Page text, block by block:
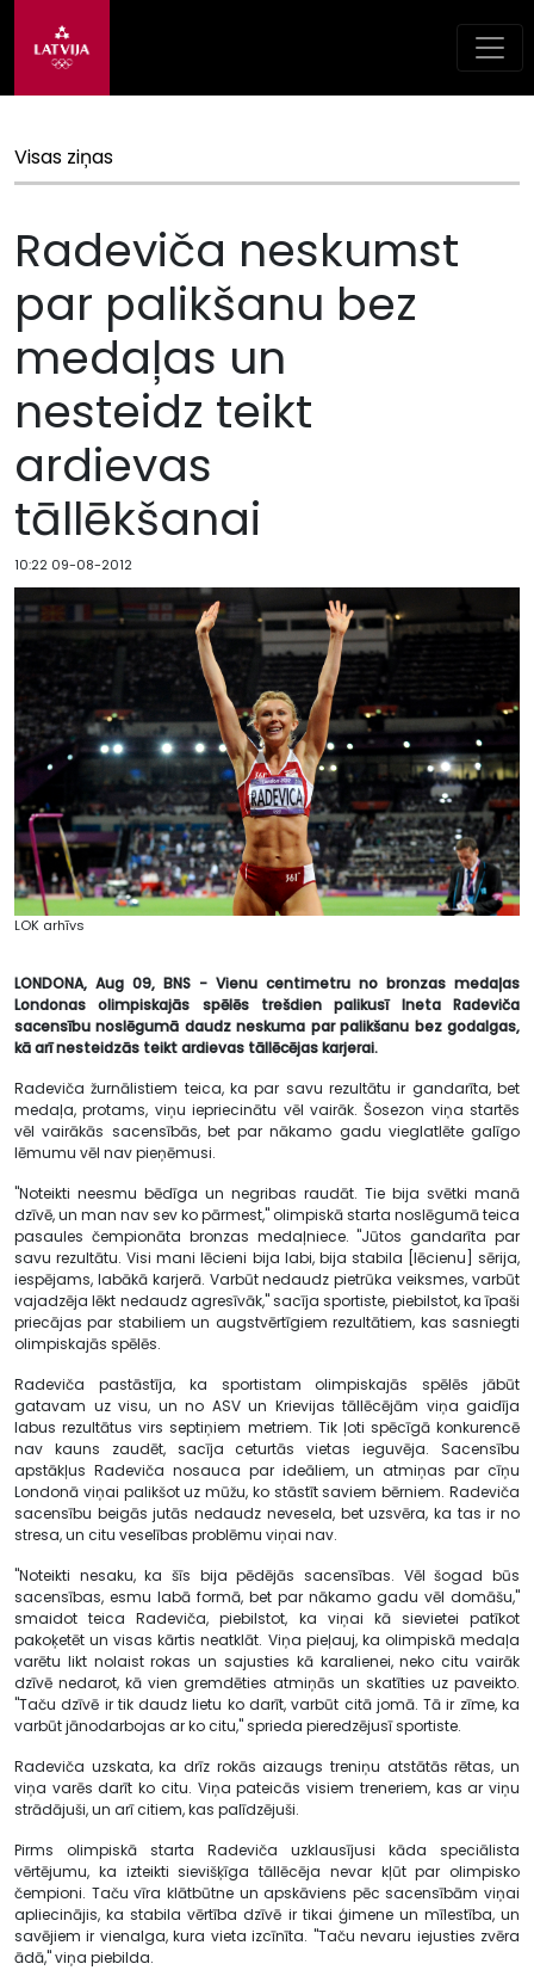
Visas ziņas
Radeviča neskumst
par palikšanu bez
medaļas un
nesteidz teikt
ardievas
tāllēkšanai
10:22 09-08-2012
LOK arhīvs
LONDONA, Aug 09, BNS - Vienu centimetru no bronzas medaļas
Londonas olimpiskajās spēlēs trešdien palikusī Ineta Radeviča
sacensību noslēgumā daudz neskuma par palikšanu bez godalgas,
kā arī nesteidzās teikt ardievas tāllēcējas karjerai.
Radeviča žurnālistiem teica, ka par savu rezultātu ir gandarīta, bet
medaļa, protams, viņu iepriecinātu vēl vairāk. Šosezon viņa startēs
vēl vairākās sacensībās, bet par nākamo gadu vieglatlēte galīgo
lēmumu vēl nav pieņēmusi.
"Noteikti neesmu bēdīga un negribas raudāt. Tie bija svētki manā
dzīvē, un man nav sev ko pārmest," olimpiskā starta noslēgumā teica
pasaules čempionāta bronzas medaļniece. "Jūtos gandarīta par
savu rezultātu. Visi mani lēcieni bija labi, bija stabila [lēcienu] sērija,
iespējams, labākā karjerā. Varbūt nedaudz pietrūka veiksmes, varbūt
vajadzēja lēkt nedaudz agresīvāk," sacīja sportiste, piebilstot, ka īpaši
priecājas par stabiliem un augstvērtīgiem rezultātiem, kas sasniegti
olimpiskajās spēlēs.
Radeviča pastāstīja, ka sportistam olimpiskajās spēlēs jābūt
gatavam uz visu, un no ASV un Krievijas tāllēcējām viņa gaidīja
labus rezultātus virs septiņiem metriem. Tik ļoti spēcīgā konkurencē
nav kauns zaudēt, sacīja ceturtās vietas ieguvēja. Sacensību
apstākļus Radeviča nosauca par ideāliem, un atmiņas par cīņu
Londonā viņai palikšot uz mūžu, ko stāstīt saviem bērniem. Radeviča
sacensību beigās jutās nedaudz nevesela, bet uzsvēra, ka tas ir no
stresa, un citu veselības problēmu viņai nav.
"Noteikti nesaku, ka šīs bija pēdējās sacensības. Vēl šogad būs
sacensības, esmu labā formā, bet par nākamo gadu vēl domāšu,"
smaidot teica Radeviča, piebilstot, ka viņai kā sievietei patīkot
pakoķetēt un visas kārtis neatklāt. Viņa pieļauj, ka olimpiskā medaļa
varētu likt nolaist rokas un sajusties kā karalienei, neko citu vairāk
dzīvē nedarot, kā vien gremdēties atmiņās un skatīties uz paveikto.
"Taču dzīvē ir tik daudz lietu ko darīt, varbūt citā jomā. Tā ir zīme, ka
varbūt jānodarbojas ar ko citu," sprieda pieredzējusī sportiste.
Radeviča uzskata, ka drīz rokās aizaugs treniņu atstātās rētas, un
viņa varēs darīt ko citu. Viņa pateicās visiem treneriem, kas ar viņu
strādājuši, un arī citiem, kas palīdzējuši.
Pirms olimpiskā starta Radeviča uzklausījusi kāda speciālista
vērtējumu, ka izteikti sievišķīga tāllēcēja nevar kļūt par olimpisko
čempioni. Taču vīra klātbūtne un apskāviens pēc sacensībām viņai
apliecinājis, ka stabila vērtība dzīvē ir tikai ģimene un mīlestība, un
savējiem ir vienalga, kura vieta izcīnīta. "Taču nevaru iejusties zvēra
ādā," viņa piebilda.